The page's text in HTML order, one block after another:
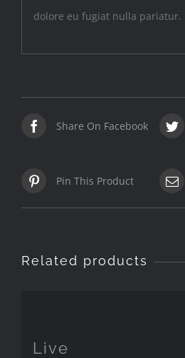
dolore eu fugiat nulla pariatur.
Share On Facebook
Pin This Product
Related products
Live